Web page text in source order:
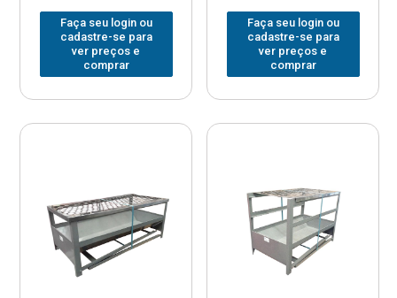
Faça seu login ou
cadastre-se para
ver preços e
comprar
Faça seu login ou
cadastre-se para
ver preços e
comprar